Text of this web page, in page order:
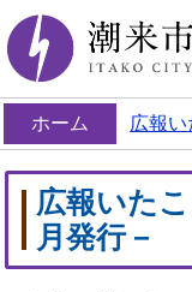
ホーム 広報い
広報いた
月発行－